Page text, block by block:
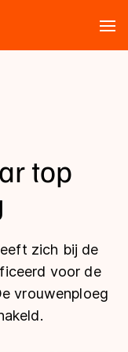
top
zich bij de
voor de
vrouwenploeg